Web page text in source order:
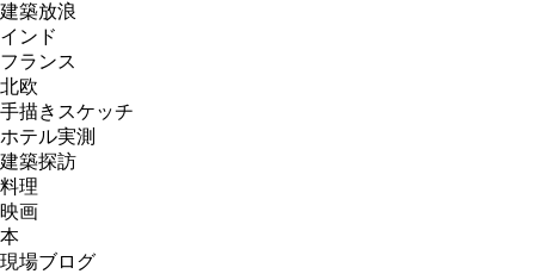
建築放浪
インド
フランス
北欧
手描きスケッチ
ホテル実測
建築探訪
料理
映画
本
現場ブログ